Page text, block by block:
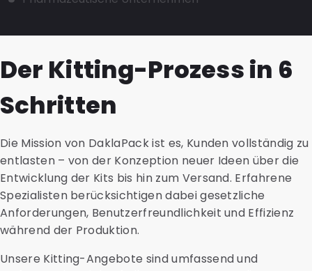
Der Kitting-Prozess in 6
Schritten
Die Mission von DaklaPack ist es, Kunden vollständig zu
entlasten – von der Konzeption neuer Ideen über die
Entwicklung der Kits bis hin zum Versand. Erfahrene
Spezialisten berücksichtigen dabei gesetzliche
Anforderungen, Benutzerfreundlichkeit und Effizienz
während der Produktion.
Unsere Kitting-Angebote sind umfassend und